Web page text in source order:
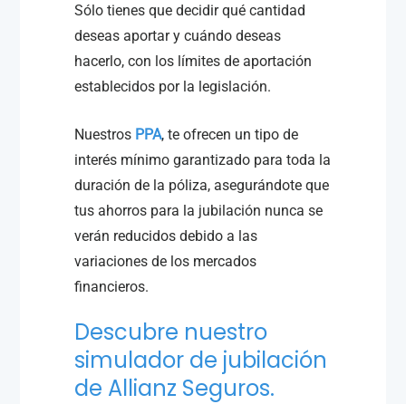
Sólo tienes que decidir qué cantidad
deseas aportar y cuándo deseas
hacerlo, con los límites de aportación
establecidos por la legislación.
Nuestros PPA, te ofrecen un tipo de
interés mínimo garantizado para toda la
duración de la póliza, asegurándote que
tus ahorros para la jubilación nunca se
verán reducidos debido a las
variaciones de los mercados
financieros.
Descubre nuestro
simulador de jubilación
de Allianz Seguros.